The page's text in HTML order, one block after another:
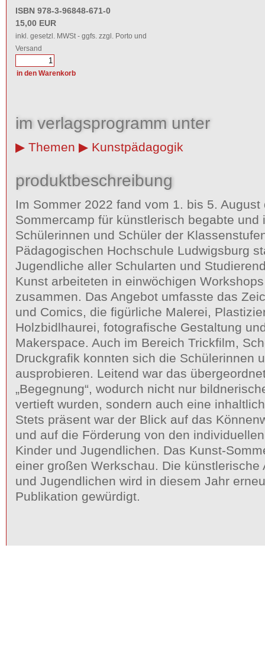
ISBN 978-3-96848-671-0
15,00 EUR
inkl. gesetzl. MWSt - ggfs. zzgl. Porto und
Versand
im verlagsprogramm unter
Themen Kunstpädagogik
produktbeschreibung
Im Sommer 2022 fand vom 1. bis 5.
Sommercamp für künstlerisch begabte und
Schülerinnen und Schüler der
Pädagogischen Hochschule Ludwigsburg
Jugendliche aller Schularten und
Kunst arbeiteten in einwöchigen
zusammen. Das Angebot umfasste das
und Comics, die figürliche Malerei,
Holzbidlhaurei, fotografische Gestaltung
Makerspace. Auch im Bereich Trickfilm,
Druckgrafik konnten sich die Schülerinnen
ausprobieren. Leitend war das
„Begegnung“, wodurch nicht nur
vertieft wurden, sondern auch eine
Stets präsent war der Blick auf das
und auf die Förderung von den
Kinder und Jugendlichen. Das Kunst-
einer großen Werkschau. Die künstlerische
und Jugendlichen wird in diesem Jahr
Publikation gewürdigt.